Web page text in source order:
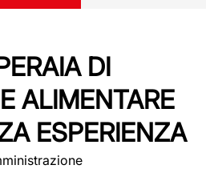
DI
ALIMENTARE
ESPERIENZA